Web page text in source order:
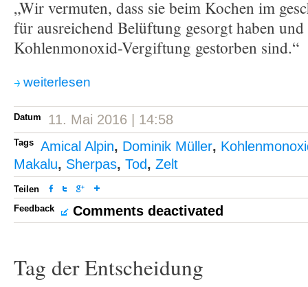
„Wir vermuten, dass sie beim Kochen im
für ausreichend Belüftung gesorgt haben
Kohlenmonoxid-Vergiftung gestorben sind.“
weiterlesen
Datum 11. Mai 2016 | 14:58
Tags Amical Alpin, Dominik Müller,
Makalu, Sherpas, Tod, Zelt
Teilen
Feedback
Comments deactivated
Tag der Entscheidung